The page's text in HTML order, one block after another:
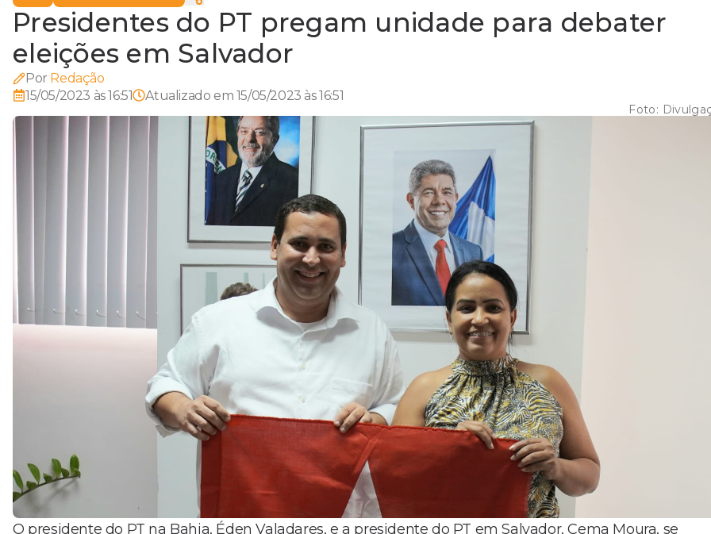
Presidentes do PT pregam unidade para debater
eleições em Salvador
Por Redação
15/05/2023 às 16:51
Atualizado em 15/05/2023 às 16:51
Foto:
O presidente do PT na Bahia, Éden Valadares, e a presidente do PT em Salvador, Cema Moura, se